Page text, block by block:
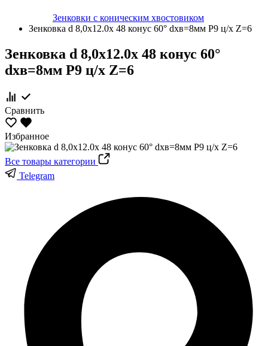
Зенковки с коническим хвостовиком
Зенковка d 8,0х12.0х 48 конус 60° dхв=8мм Р9 ц/х Z=6
Зенковка d 8,0х12.0х 48 конус 60°
dхв=8мм Р9 ц/х Z=6
Сравнить
Избранное
Все товары категории
Telegram